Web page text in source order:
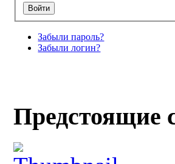
Забыли пароль?
Забыли логин?
Предстоящие